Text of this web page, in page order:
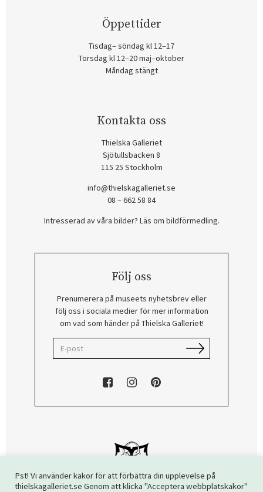
Öppettider
Tisdag– söndag kl 12–17
Torsdag kl 12–20 maj–oktober
Måndag stängt
Kontakta oss
Thielska Galleriet
Sjötullsbacken 8
115 25 Stockholm
info@thielskagalleriet.se
08 – 662 58 84
Intresserad av våra bilder? Läs om bildförmedling.
Följ oss
Prenumerera på museets nyhetsbrev eller
följ oss i sociala medier för mer information
om vad som händer på Thielska Galleriet!
Pst! Vi använder kakor för att förbättra din upplevelse på
thielskagalleriet.se Genom att klicka "Acceptera webbplatskakor"